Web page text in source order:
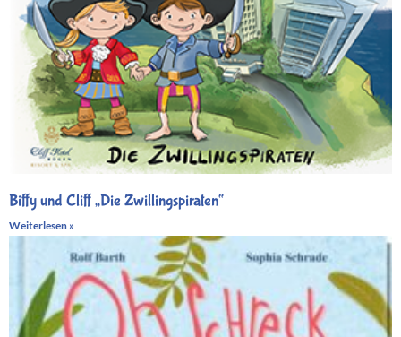
Biffy und Cliff „Die Zwillingspiraten“
Weiterlesen »